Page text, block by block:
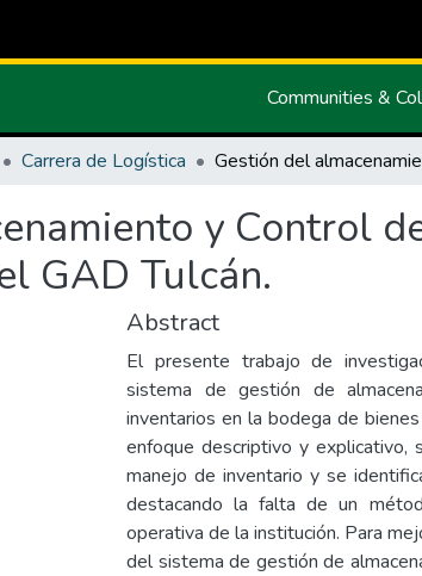
Communities &
Carrera de Logística
y Control
GAD Tulcán.
Abstract
El presente trabajo de
sistema de gestión de
inventarios en la bodega de
enfoque descriptivo y explicativo,
manejo de inventario y se
destacando la falta de un
operativa de la institución. Para
del sistema de gestión de